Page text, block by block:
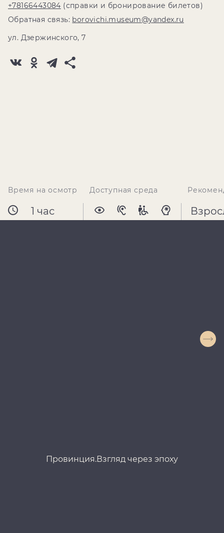
+78166443084 (справки и бронирование билетов)
Обратная связь: borovichi.museum@yandex.ru
ул. Дзержинского, 7
Время на осмотр
1 час
Доступная среда
Провинция.Взгляд через эпоху